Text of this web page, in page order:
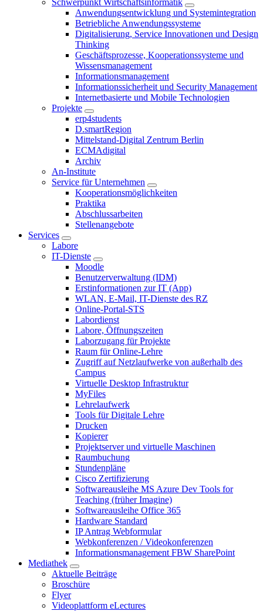
Schwerpunkt Wirtschaftsinformatik
Anwendungsentwicklung und Systemintegration
Betriebliche Anwendungssysteme
Digitalisierung, Service Innovationen und Design
Thinking
Geschäftsprozesse, Kooperationssysteme und
Wissensmanagement
Informationsmanagement
Informationssicherheit und Security Management
Internetbasierte und Mobile Technologien
Projekte
erp4students
D.smartRegion
Mittelstand-Digital Zentrum Berlin
ECMAdigital
Archiv
An-Institute
Service für Unternehmen
Kooperationsmöglichkeiten
Praktika
Abschlussarbeiten
Stellenangebote
Services
Labore
IT-Dienste
Moodle
Benutzerverwaltung (IDM)
Erstinformationen zur IT (App)
WLAN, E-Mail, IT-Dienste des RZ
Online-Portal-STS
Labordienst
Labore, Öffnungszeiten
Laborzugang für Projekte
Raum für Online-Lehre
Zugriff auf Netzlaufwerke von außerhalb des
Campus
Virtuelle Desktop Infrastruktur
MyFiles
Lehrelaufwerk
Tools für Digitale Lehre
Drucken
Kopierer
Projektserver und virtuelle Maschinen
Raumbuchung
Stundenpläne
Cisco Zertifizierung
Softwareausleihe MS Azure Dev Tools for
Teaching (früher Imagine)
Softwareausleihe Office 365
Hardware Standard
IP Antrag Webformular
Webkonferenzen / Videokonferenzen
Informationsmanagement FBW SharePoint
Mediathek
Aktuelle Beiträge
Broschüre
Flyer
Videoplattform eLectures